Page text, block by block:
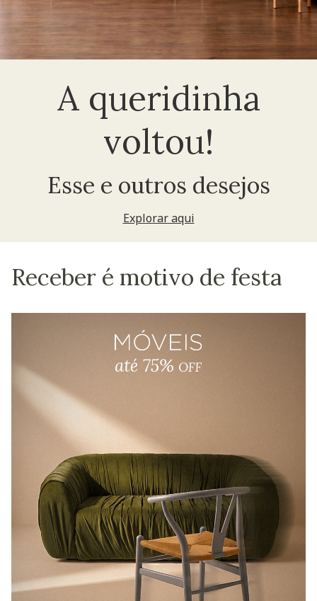
A queridinha
voltou!
Esse e outros desejos
Explorar aqui
Receber é motivo de festa